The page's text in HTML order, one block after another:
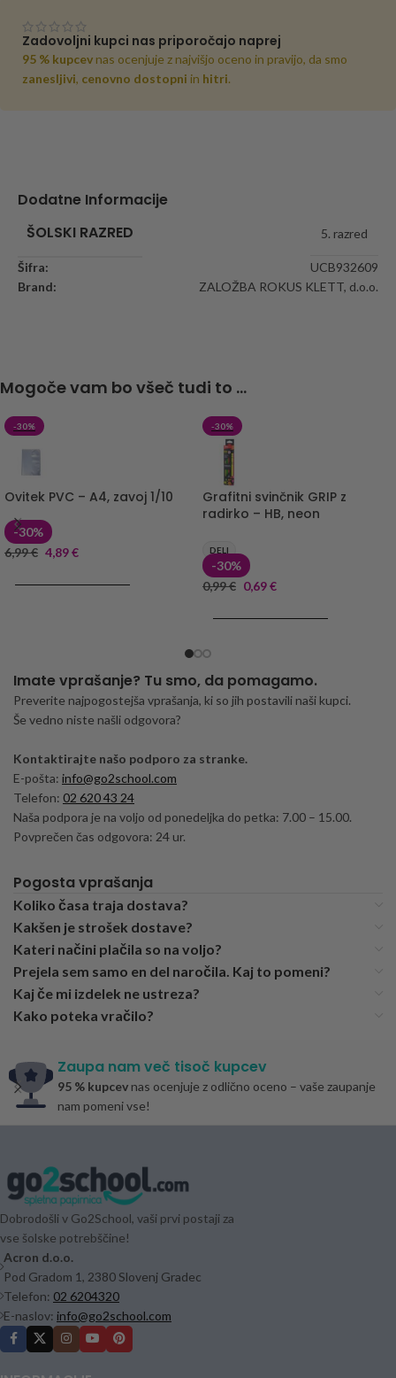
Zadovoljni kupci nas priporočajo naprej
95 % kupcev nas ocenjuje z najvišjo oceno in pravijo, da smo
zanesljivi, cenovno dostopni in hitri.
Dodatne Informacije
ŠOLSKI RAZRED
5. razred
Šifra:
UCB932609
Brand:
ZALOŽBA ROKUS KLETT, d.o.o.
Mogoče vam bo všeč tudi to ...
-30%
Ovitek PVC – A4, zavoj 1/10
-30%
6,99€ 4,89€
-30%
Grafitni svinčnik GRIP z
radirko – HB, neon
DELI
-30%
0,99€ 0,69€
Imate vprašanje? Tu smo, da pomagamo.
Preverite najpogostejša vprašanja, ki so jih postavili naši kupci.
Še vedno niste našli odgovora?
Kontaktirajte našo podporo za stranke.
E-pošta: info@go2school.com
Telefon: 02 620 43 24
Naša podpora je na voljo od ponedeljka do petka: 7.00 – 15.00.
Povprečen čas odgovora: 24 ur.
Pogosta vprašanja
Koliko časa traja dostava?
Kakšen je strošek dostave?
Kateri načini plačila so na voljo?
Prejela sem samo en del naročila. Kaj to pomeni?
Kaj če mi izdelek ne ustreza?
Kako poteka vračilo?
Zaupa nam več tisoč kupcev
95 % kupcev nas ocenjuje z odlično oceno – vaše zaupanje
nam pomeni vse!
Dobrodošli v Go2School, vaši prvi postaji za
vse šolske potrebščine!
Acron d.o.o.
Pod Gradom 1, 2380 Slovenj Gradec
Telefon: 02 6204320
E-naslov: info@go2school.com